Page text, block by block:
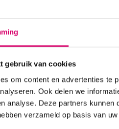
gebruik van cookies
om content en advertenties te
Ook delen we
analyse. Deze partners
verzameld op basis van